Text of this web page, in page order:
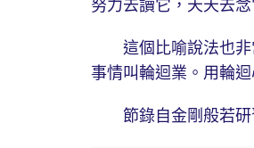
努力去讀它，天天去
這個比喻說法也非
事情叫輪迴業。用輪
節錄自金剛般若研